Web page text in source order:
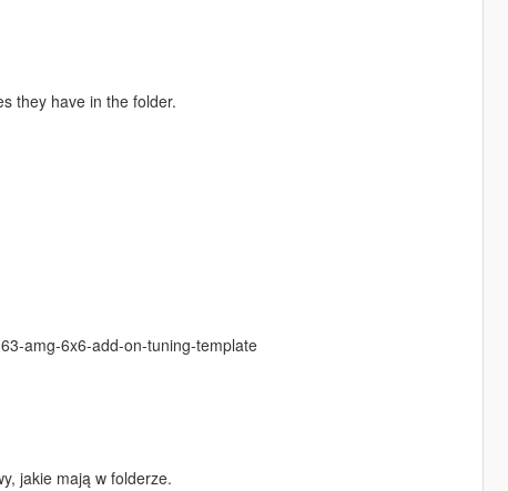
they have in the folder.
amg-6x6-add-on-tuning-template
jakie mają w folderze.